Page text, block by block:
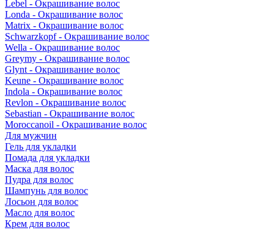
Lebel - Окрашивание волос
Londa - Окрашивание волос
Matrix - Окрашивание волос
Schwarzkopf - Окрашивание волос
Wella - Окрашивание волос
Greymy - Окрашивание волос
Glynt - Окрашивание волос
Keune - Окрашивание волос
Indola - Окрашивание волос
Revlon - Окрашивание волос
Sebastian - Окрашивание волос
Moroccanoil - Окрашивание волос
Для мужчин
Гель для укладки
Помада для укладки
Маска для волос
Пудра для волос
Шампунь для волос
Лосьон для волос
Масло для волос
Крем для волос